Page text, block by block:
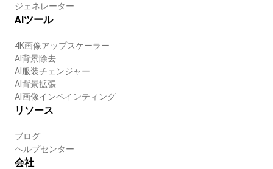
ジェネレーター
AIツール
4K画像アップスケーラー
AI背景除去
AI服装チェンジャー
AI背景拡張
AI画像インペインティング
リソース
ブログ
ヘルプセンター
会社